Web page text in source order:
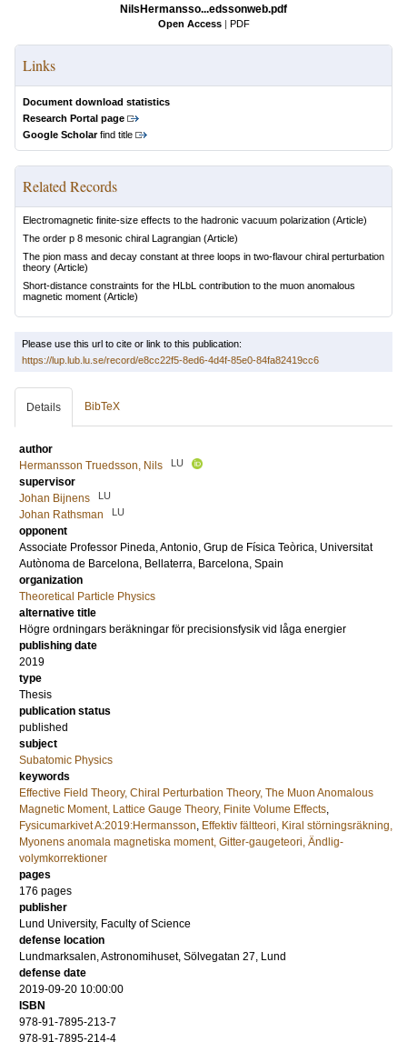
NilsHermansso...edssonweb.pdf
Open Access | PDF
Links
Document download statistics
Research Portal page
Google Scholarfind title
Related Records
Electromagnetic finite-size effects to the hadronic vacuum polarization (Article)
The order p 8 mesonic chiral Lagrangian (Article)
The pion mass and decay constant at three loops in two-flavour chiral perturbation
theory (Article)
Short-distance constraints for the HLbL contribution to the muon anomalous
magnetic moment (Article)
Please use this url to cite or link to this publication:
https://lup.lub.lu.se/record/e8cc22f5-8ed6-4d4f-85e0-84fa82419cc6
Details BibTeX
author
Hermansson Truedsson, Nils
LU
supervisor
Johan Bijnens
LU
Johan Rathsman LU
opponent
Associate Professor Pineda, Antonio, Grup de Física Teòrica, Universitat
Autònoma de Barcelona, Bellaterra, Barcelona, Spain
organization
Theoretical Particle Physics
alternative title
Högre ordningars beräkningar för precisionsfysik vid låga energier
publishing date
2019
type
Thesis
publication status
published
subject
Subatomic Physics
keywords
Effective Field Theory, Chiral Perturbation Theory, The Muon Anomalous
Magnetic Moment, Lattice Gauge Theory, Finite Volume Effects,
Fysicumarkivet A:2019:Hermansson, Effektiv fältteori, Kiral störningsräkning,
Myonens anomala magnetiska moment, Gitter-gaugeteori, Ändlig-
volymkorrektioner
pages
176 pages
publisher
Lund University, Faculty of Science
defense location
Lundmarksalen, Astronomihuset, Sölvegatan 27, Lund
defense date
2019-09-20 10:00:00
ISBN
978-91-7895-213-7
978-91-7895-214-4